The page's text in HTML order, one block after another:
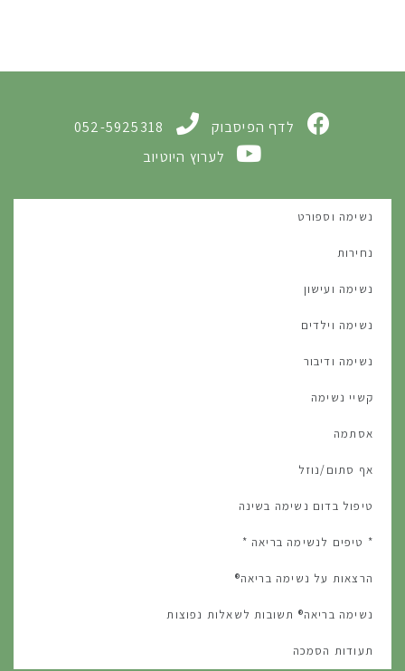
לדף הפיסבוק
052-5925318
לערוץ היוטיוב
נשימה וספורט
נחירות
נשימה ועישון
נשימה וילדים
נשימה ודיבור
קשיי נשימה
אסתמה
אף סתום/נוזל
טיפול בדום נשימה בשינה
* טיפים לנשימה בריאה *
הרצאות על נשימה בריאה®
נשימה בריאה® תשובות לשאלות נפוצות
תעודות הסמכה